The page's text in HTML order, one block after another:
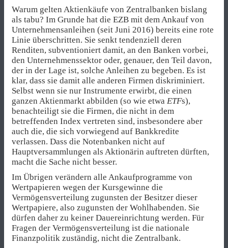
Warum gelten Aktienkäufe von Zentralbanken bislang
als tabu? Im Grunde hat die EZB mit dem Ankauf von
Unternehmensanleihen (seit Juni 2016) bereits eine rote
Linie überschritten. Sie senkt tendenziell deren
Renditen, subventioniert damit, an den Banken vorbei,
den Unternehmenssektor oder, genauer, den Teil davon,
der in der Lage ist, solche Anleihen zu begeben. Es ist
klar, dass sie damit alle anderen Firmen diskriminiert.
Selbst wenn sie nur Instrumente erwirbt, die einen
ganzen Aktienmarkt abbilden (so wie etwa ETFs),
benachteiligt sie die Firmen, die nicht in dem
betreffenden Index vertreten sind, insbesondere aber
auch die, die sich vorwiegend auf Bankkredite
verlassen. Dass die Notenbanken nicht auf
Hauptversammlungen als Aktionärin auftreten dürften,
macht die Sache nicht besser.
Im Übrigen verändern alle Ankaufprogramme von
Wertpapieren wegen der Kursgewinne die
Vermögensverteilung zugunsten der Besitzer dieser
Wertpapiere, also zugunsten der Wohlhabenden. Sie
dürfen daher zu keiner Dauereinrichtung werden. Für
Fragen der Vermögensverteilung ist die nationale
Finanzpolitik zuständig, nicht die Zentralbank.